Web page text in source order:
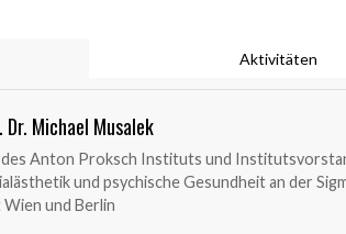
Aktivitäten
Michael Musalek
Anton Proksch Instituts und
und psychische Gesundheit an der
und Berlin